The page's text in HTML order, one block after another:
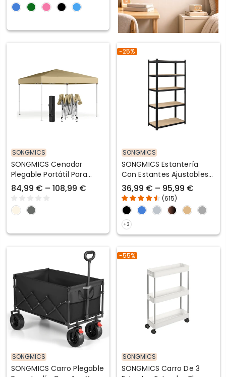
SONGMICS
SONGMICS Cenador
Plegable Portátil Para
Jardín Y Terraza
84,99 € – 108,99 €
-25%
SONGMICS
SONGMICS Estantería
Con Estantes Ajustables
Estilo Natural Para Cocina
Salón
36,99 € – 95,99 €
(615)
SONGMICS
SONGMICS Carro Plegable
-55%
SONGMICS
SONGMICS Carro De 3